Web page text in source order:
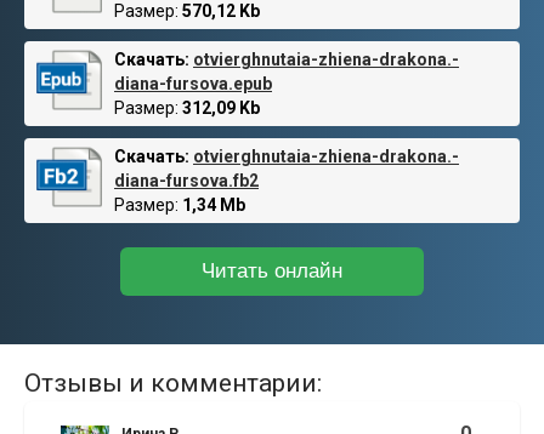
Размер: 570,12 Kb
Скачать: otvierghnutaia-zhiena-drakona.-
diana-fursova.epub
Размер: 312,09 Kb
Скачать: otvierghnutaia-zhiena-drakona.-
diana-fursova.fb2
Размер: 1,34 Mb
Читать онлайн
Отзывы и комментарии: